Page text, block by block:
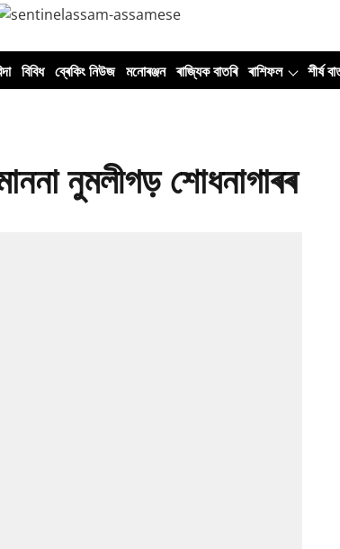
বিবিধ ব্ৰেকিং নিউজ মনোৰঞ্জন ৰাজ্যিক বাতৰি ৰাশিফল শীৰ্ষ
নুমলীগড় শোধনাগাৰৰ